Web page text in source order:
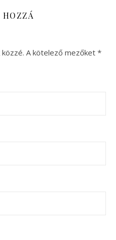
HOZZÁ
A kötelező mezőket *